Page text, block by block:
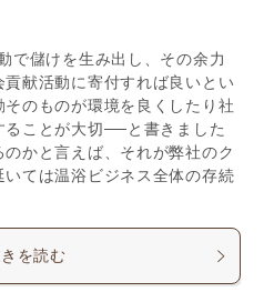
で儲けを生み出し、その余力
献活動に寄付すれば良いとい
のものが環境を良くしたり社
ることが大切──と書きました
かと言えば、それが弊社のク
ては温浴ビジネス全体の存続
を読む